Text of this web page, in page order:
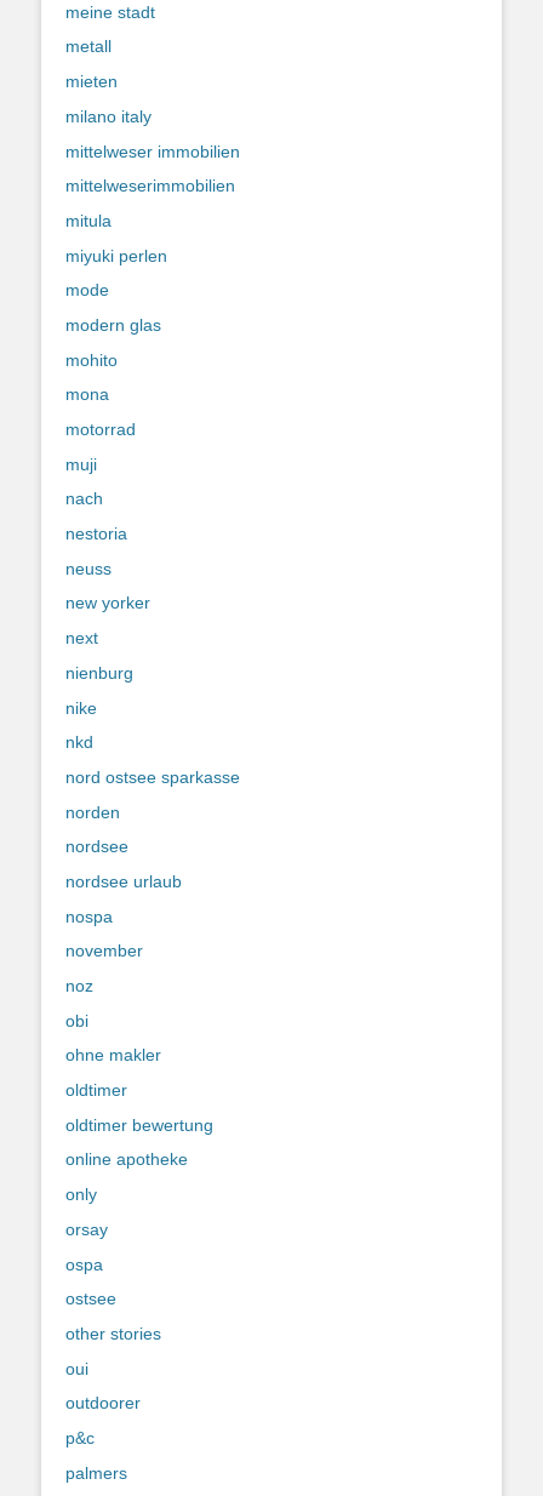
meine stadt
metall
mieten
milano italy
mittelweser immobilien
mittelweserimmobilien
mitula
miyuki perlen
mode
modern glas
mohito
mona
motorrad
muji
nach
nestoria
neuss
new yorker
next
nienburg
nike
nkd
nord ostsee sparkasse
norden
nordsee
nordsee urlaub
nospa
november
noz
obi
ohne makler
oldtimer
oldtimer bewertung
online apotheke
only
orsay
ospa
ostsee
other stories
oui
outdoorer
p&c
palmers